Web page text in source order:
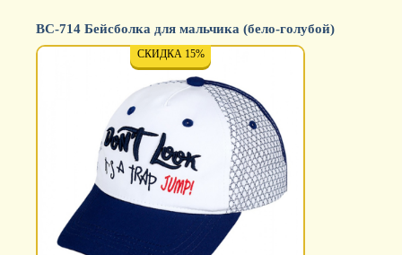
BC-714 Бейсболка для мальчика (бело-голубой)
СКИДКА 15%